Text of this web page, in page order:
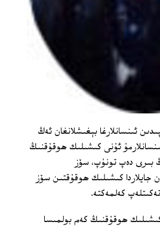
ئىنسانلارغا بېغىشلانغان ئەڭ
ئۇنى كىشىلىك ھوقۇقنىڭ
بىرى دەپ تونۇپ، سۆز
جايلاردا كىشىلىك ھوقۇقتىن سۆز
كەلمەكتە.
ھوقۇقنىڭ كەم بولمىسا